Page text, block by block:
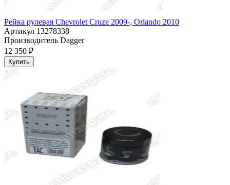
Рейка рулевая Chevrolet Cruze 2009-, Orlando 2010
Артикул 13278338
Производитель Dagger
12 350 ₽
Купить